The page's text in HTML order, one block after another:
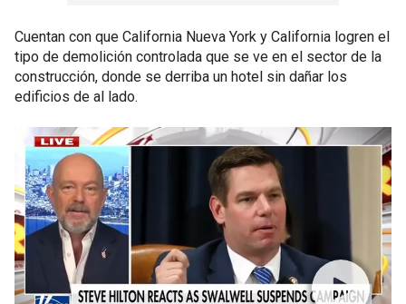
Cuentan con que California Nueva York y California logren el
tipo de demolición controlada que se ve en el sector de la
construcción, donde se derriba un hotel sin dañar los
edificios de al lado.